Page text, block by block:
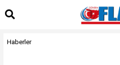
Haberler